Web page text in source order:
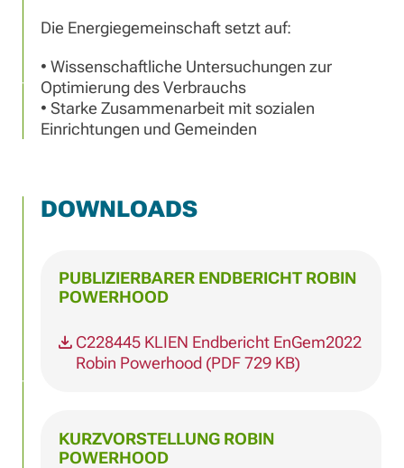
Die Energiegemeinschaft setzt auf:
• Wissenschaftliche Untersuchungen zur
Optimierung des Verbrauchs
• Starke Zusammenarbeit mit sozialen
Einrichtungen und Gemeinden
DOWNLOADS
PUBLIZIERBARER ENDBERICHT ROBIN
POWERHOOD
C228445 KLIEN Endbericht EnGem2022
Robin Powerhood (PDF 729 KB)
KURZVORSTELLUNG ROBIN
POWERHOOD